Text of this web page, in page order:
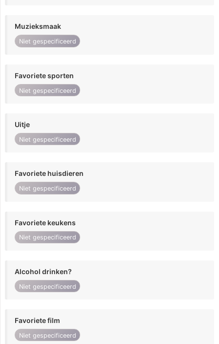
Muzieksmaak
Niet gespecificeerd
Favoriete sporten
Niet gespecificeerd
Uitje
Niet gespecificeerd
Favoriete huisdieren
Niet gespecificeerd
Favoriete keukens
Niet gespecificeerd
Alcohol drinken?
Niet gespecificeerd
Favoriete film
Niet gespecificeerd